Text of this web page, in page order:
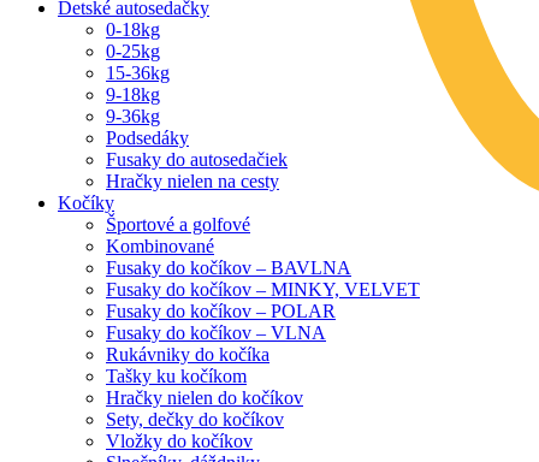
Detské autosedačky
0-18kg
0-25kg
15-36kg
9-18kg
9-36kg
Podsedáky
Fusaky do autosedačiek
Hračky nielen na cesty
Kočíky
Športové a golfové
Kombinované
Fusaky do kočíkov – BAVLNA
Fusaky do kočíkov – MINKY, VELVET
Fusaky do kočíkov – POLAR
Fusaky do kočíkov – VLNA
Rukávniky do kočíka
Tašky ku kočíkom
Hračky nielen do kočíkov
Sety, dečky do kočíkov
Vložky do kočíkov